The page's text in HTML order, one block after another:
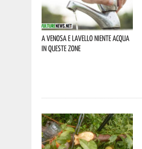
A Venosa e Lavello niente acqua
in queste zone